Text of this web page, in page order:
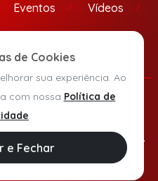
Eventos Vídeos
os direitos reservados.
de Cookies
sua experiência. Ao
com nossa Política de
.
e Fechar